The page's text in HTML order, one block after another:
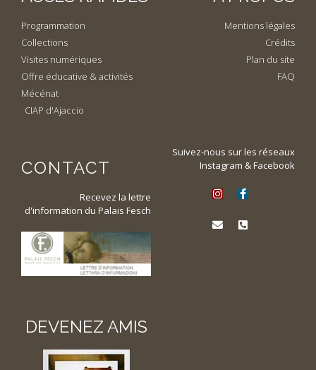
Programmation
Collections
Visites numériques
Offre éducative & activités
Mécénat
CIAP d'Ajaccio
Mentions légales
Crédits
Plan du site
FAQ
CONTACT
Recevez la lettre
d'information du Palais Fesch
Suivez-nous sur les réseaux
Instagram & Facebook
DEVENEZ AMIS